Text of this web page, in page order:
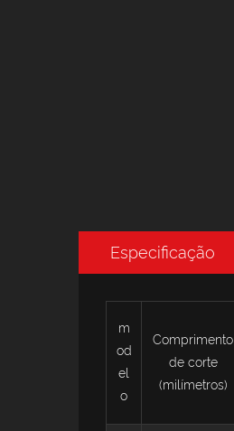
Especificação
m
od
el
o
Comprimento
de corte
(milímetros)